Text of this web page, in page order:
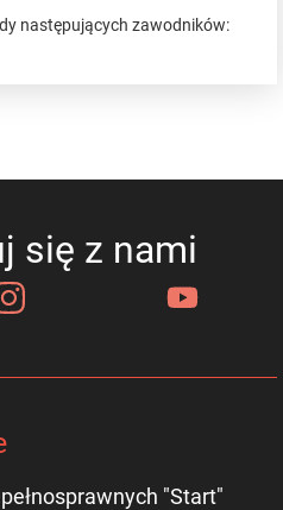
następujących zawodników:
się z nami
"Start"